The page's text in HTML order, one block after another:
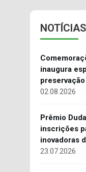
inaugura
02.08.2026
Prêmio
inscrições
inovadoras
23.07.2026